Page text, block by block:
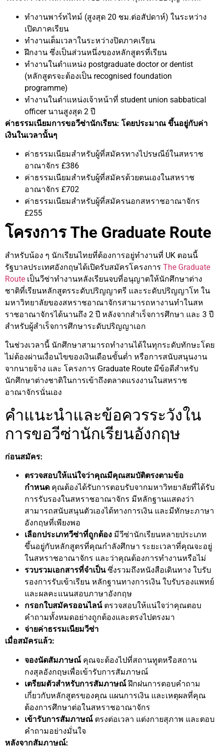
ทำงานพาร์ทไทม์ (สูงสุด 20 ชม.ต่อสัปดาห์) ในระหว่าง
เปิดภาคเรียน
ทำงานเต็มเวลาในระหว่างปิดภาคเรียน
ฝึกงาน ซึ่งเป็นส่วนหนึ่งของหลักสูตรที่เรียน
ทำงานในตำแหน่ง postgraduate doctor or dentist
(หลักสูตรจะต้องเป็น recognised foundation
programme)
ทำงานในตำแหน่งเจ้าหน้าที่ student union sabbatical
officer นานสูงสุด 2 ปี
ค่าธรรมเนียมการขอวีซ่านักเรียน: โดยประมาณ ขึ้นอยู่กับค่า
เงินในเวลานั้นๆ
ค่าธรรมเนียมสำหรับผู้ที่สมัครทางไปรษณีย์ในสหราช
อาณาจักร £386
ค่าธรรมเนียมสำหรับผู้ที่สมัครด้วยตนเองในสหราช
อาณาจักร £702
ค่าธรรมเนียมสำหรับผู้ที่สมัครนอกสหราชอาณาจักร
£255
โครงการ The Graduate Route
สำหรับน้อง ๆ นักเรียนไทยที่ต้องการอยู่ทำงานที่ UK ตอนนี้
รัฐบาลประเทศอังกฤษได้เปิดรับสมัครโครงการ The Graduate
Route เป็นวีซ่าทำงานหลังเรียนจบที่อนุญาตให้นักศึกษาต่าง
ชาติที่เรียนหลักสูตรระดับปริญญาตรี และระดับปริญญาโท ใน
มหาวิทยาลัยของสหราชอาณาจักรสามารถหางานทำในสห
ราชอาณาจักรได้นานถึง 2 ปี หลังจากสำเร็จการศึกษา และ 3 ปี
สำหรับผู้สำเร็จการศึกษาระดับปริญญาเอก
ในช่วงเวลานี้ นักศึกษาสามารถทำงานได้ในทุกระดับทักษะโดย
ไม่ต้องผ่านเงื่อนไขของเงินเดือนขั้นต่ำ หรือการสนับสนุนงาน
จากนายจ้าง และ โครงการ Graduate Route มีข้อดีสำหรับ
นักศึกษาต่างชาติในการเข้าถึงตลาดแรงงานในสหราช
อาณาจักรนั่นเอง
คำแนะนำและข้อควรระวังใน
การขอวีซ่านักเรียนอังกฤษ
ก่อนสมัคร:
ตรวจสอบให้แน่ใจว่าคุณมีคุณสมบัติตรงตามข้อ
กำหนด คุณต้องได้รับการตอบรับจากมหาวิทยาลัยที่ได้รับ
การรับรองในสหราชอาณาจักร มีหลักฐานแสดงว่า
สามารถสนับสนุนตัวเองได้ทางการเงิน และมีทักษะภาษา
อังกฤษที่เพียงพอ
เลือกประเภทวีซ่าที่ถูกต้อง มีวีซ่านักเรียนหลายประเภท
ขึ้นอยู่กับหลักสูตรที่คุณกำลังศึกษา ระยะเวลาที่คุณจะอยู่
ในสหราชอาณาจักร และว่าคุณต้องการทำงานหรือไม่
รวบรวมเอกสารที่จำเป็นซึ่งรวมถึงหนังสือเดินทาง ใบรับ
รองการรับเข้าเรียน หลักฐานทางการเงิน ใบรับรองแพทย์
และผลคะแนนสอบภาษาอังกฤษ
กรอกใบสมัครออนไลน์ตรวจสอบให้แน่ใจว่าคุณตอบ
คำถามทั้งหมดอย่างถูกต้องและตรงไปตรงมา
จ่ายค่าธรรมเนียมวีซ่า
เมื่อสมัครแล้ว:
จองนัดสัมภาษณ์ คุณจะต้องไปที่สถานทูตหรือสถาน
กงสุลอังกฤษเพื่อเข้ารับการสัมภาษณ์
เตรียมตัวสำหรับการสัมภาษณ์ฝึกฝนการตอบคำถาม
เกี่ยวกับหลักสูตรของคุณ แผนการเงิน และเหตุผลที่คุณ
ต้องการศึกษาต่อในสหราชอาณาจักร
เข้ารับการสัมภาษณ์ ตรงต่อเวลา แต่งกายสุภาพ และตอบ
คำถามอย่างมั่นใจ
หลังจากสัมภาษณ์: